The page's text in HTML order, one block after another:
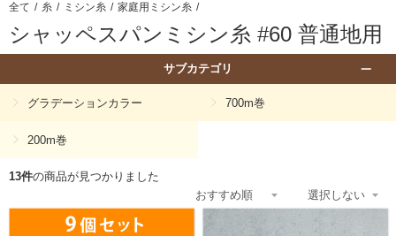
全て / 糸 / ミシン糸 / 家庭用ミシン糸 /
シャッペスパンミシン糸 #60 普通地用
サブカテゴリ
グラデーションカラー 700m巻
200m巻
13件の商品が見つかりました